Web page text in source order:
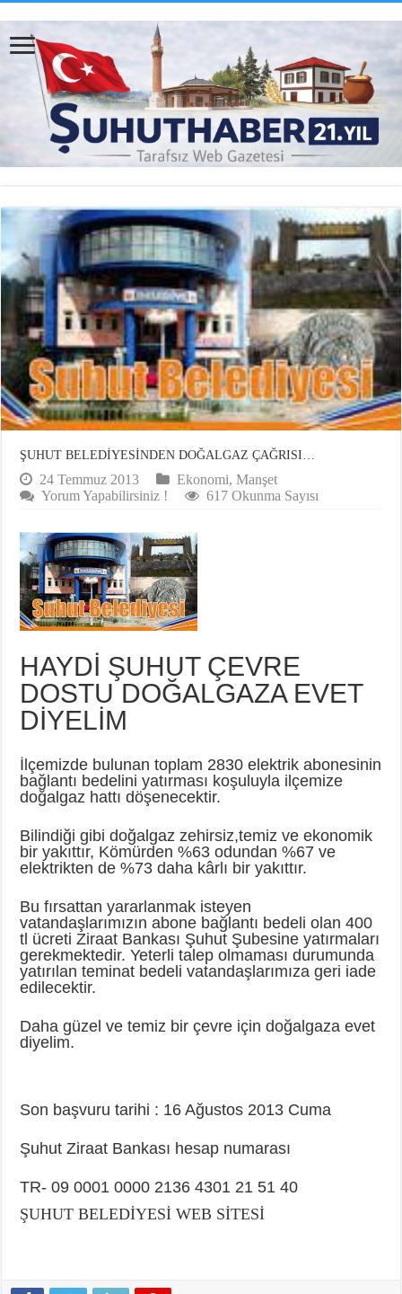
ŞUHUT BELEDİYESİNDEN DOĞALGAZ ÇAĞRISI…
24 Temmuz 2013 Ekonomi,Manşet
Yorum Yapabilirsiniz !
617 Okunma Sayısı
HAYDİ ŞUHUT ÇEVRE
DOSTU DOĞALGAZA EVET
DİYELİM
İlçemizde bulunan toplam 2830 elektrik abonesinin
bağlantı bedelini yatırması koşuluyla ilçemize
doğalgaz hattı döşenecektir.
Bilindiği gibi doğalgaz zehirsiz,temiz ve ekonomik
bir yakıttır, Kömürden %63 odundan %67 ve
elektrikten de %73 daha kârlı bir yakıttır.
Bu fırsattan yararlanmak isteyen
vatandaşlarımızın abone bağlantı bedeli olan 400
tl ücreti Ziraat Bankası Şuhut Şubesine yatırmaları
gerekmektedir. Yeterli talep olmaması durumunda
yatırılan teminat bedeli vatandaşlarımıza geri iade
edilecektir.
Daha güzel ve temiz bir çevre için doğalgaza evet
diyelim.
Son başvuru tarihi : 16 Ağustos 2013 Cuma
Şuhut Ziraat Bankası hesap numarası
TR- 09 0001 0000 2136 4301 21 51 40
ŞUHUT BELEDİYESİ WEB SİTESİ